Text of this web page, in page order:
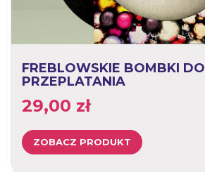
FREBLOWSKIE BOMBKI DO
PRZEPLATANIA
29,00 zł
ZOBACZ PRODUKT